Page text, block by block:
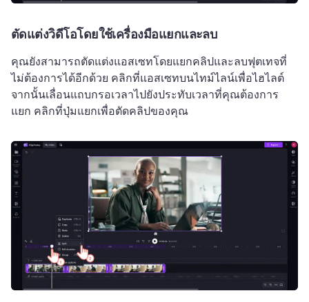
ตัดแต่งวิดีโอโดยใช้เครื่องมือแยกและลบ
คุณยังสามารถตัดแต่งแอสเซทโดยแยกคลิปและลบฟุตเทจที่
ไม่ต้องการได้อีกด้วย คลิกที่แอสเซทบนไทม์ไลน์เพื่อไฮไลต์
จากนั้นเลื่อนแถบกรอเวลาไปยังประทับเวลาที่คุณต้องการ
แยก คลิกที่ปุ่มแยกเพื่อตัดคลิปของคุณ